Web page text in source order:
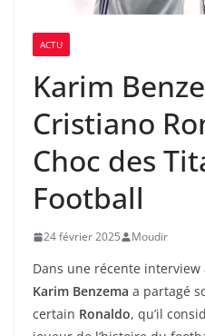
ACTU
Karim
Cristiano
Choc des
Football
24 février 2025 Moudir
Dans une récente interview
Karim Benzema a partagé
certain Ronaldo, qu’il